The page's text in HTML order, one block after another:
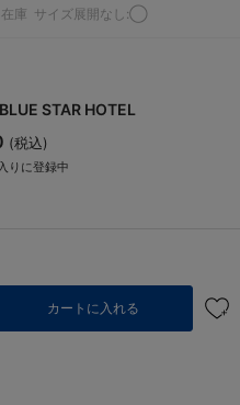
在庫 サイズ展開なし:◯
STAR HOTEL
(税込)
りに登録中
カートに入れる